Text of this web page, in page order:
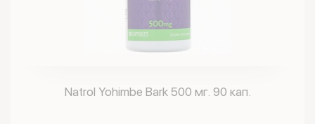
Natrol Yohimbe Bark 500 мг. 90 кап.